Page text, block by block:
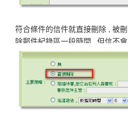
符合條件的信件就直接刪除 , 被
除郵件紀錄區一段時間 , 但信不